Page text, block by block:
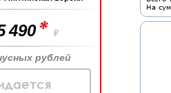
490* ₽
рублей
На